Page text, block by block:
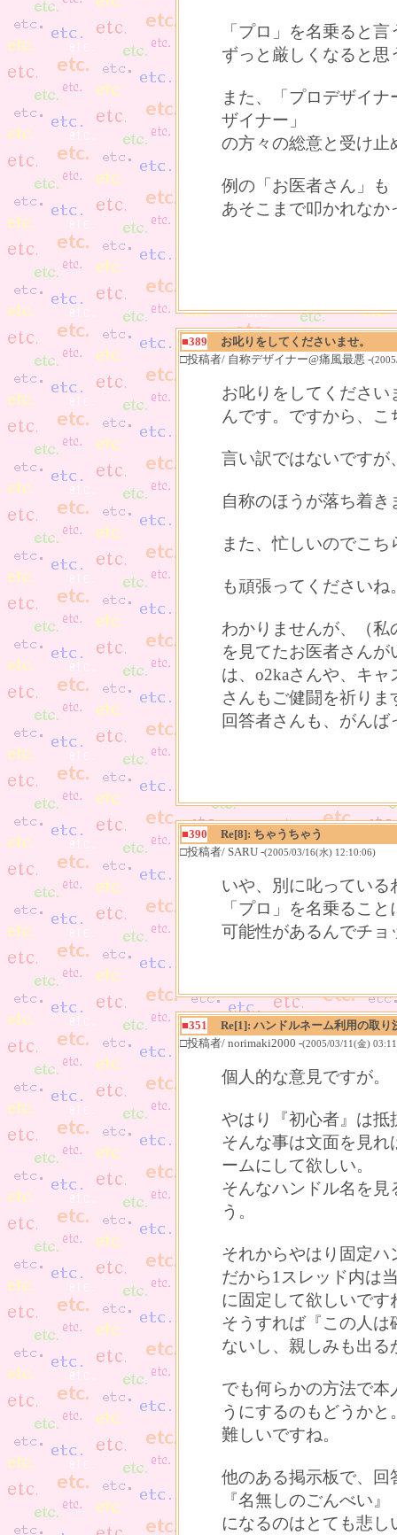
「プロ」を名乗ると
ずっと厳しくなると思
また、「プロデザイ
ザイナー」
の方々の総意と受け止
例の「お医者さん」も
あそこまで叩かれなか
■389
お叱りをしてくださいませ。
□投稿者/ 自称デザイナー@痛風最悪 -
お叱りをしてくださ
んです。ですから、
言い訳ではないですが
自称のほうが落ち着
また、忙しいのでこ
も頑張ってください
わかりませんが、（
を見てたお医者さん
は、o2kaさんや、キ
さんもご健闘を祈りま
回答者さんも、がんば
■390
Re[8]: ちゃうちゃう
□投稿者/ SARU -(2005/03/16(水) 12:10:06)
いや、別に叱ってい
「プロ」を名乗るこ
可能性があるんでチョ
■351
Re[1]: ハンドルネーム利用の取り
□投稿者/ norimaki2000 -(2005/03/11(金)
個人的な意見ですが。
やはり『初心者』は抵
そんな事は文面を見
ームにして欲しい。
そんなハンドル名を
う。
それからやはり固定
だから1スレッド内は
に固定して欲しいです
そうすれば『この人
ないし、親しみも出る
でも何らかの方法で
うにするのもどうかと
難しいですね。
他のある掲示板で、回
『名無しのごんべい』
になるのはとても悲し